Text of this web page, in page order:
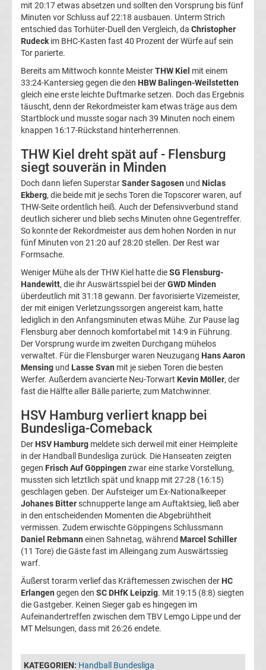
Formel
1
Rennkalender
Transfergerüchte
WWE
News
Boxen
News
DAZN
Programm
&
Infos
Telekom
Eishockey
live
im
TV
Tabellen
Ergebnisse
International:
Liga
Ergebnisse
mit 20:17 etwas absetzen und sollten den Vorsprung bis fünf
Minuten vor Schluss auf 22:18 ausbauen. Unterm Strich
entschied das Torhüter-Duell den Vergleich, da Christopher
Rudeck im BHC-Kasten fast 40 Prozent der Würfe auf sein
Tor parierte.
Bereits am Mittwoch konnte MeisterTHW Kiel mit einem
33:24-Kantersieg gegen die den HBW Balingen-Weilstetten
gleich eine erste leichte Duftmarke setzen. Doch das Ergebnis
täuscht, denn der Rekordmeister kam etwas träge aus dem
Startblock und musste sogar nach 39 Minuten noch einem
knappen 16:17-Rückstand hinterherrennen.
THW Kiel dreht spät auf - Flensburg
siegt souverän in Minden
Doch dann liefen SuperstarSander Sagosen und Niclas
Ekberg, die beide mit je sechs Toren die Topscorer waren, auf
THW-Seite ordentlich heiß. Auch der Defensivverbund stand
deutlich sicherer und blieb sechs Minuten ohne Gegentreffer.
So konnte der Rekordmeister aus dem hohen Norden in nur
fünf Minuten von 21:20 auf 28:20 stellen. Der Rest war
Formsache.
Weniger Mühe als der THW Kiel hatte dieSG Flensburg-
Handewitt, die ihr Auswärtsspiel bei derGWD Minden
überdeutlich mit 31:18 gewann. Der favorisierte Vizemeister,
der mit einigen Verletzungssorgen angereist kam, hatte
lediglich in den Anfangsminuten etwas Mühe. Zur Pause lag
Flensburg aber dennoch komfortabel mit 14:9 in Führung.
Der Vorsprung wurde im zweiten Durchgang mühelos
verwaltet. Für die Flensburger waren Neuzugang Hans Aaron
Mensing und Lasse Svan mit je sieben Toren die besten
Werfer. Außerdem avancierte Neu-Torwart Kevin Möller, der
fast die Hälfte aller Bälle parierte, zum Matchwinner.
HSV Hamburg verliert knapp bei
Bundesliga-Comeback
Der HSV Hamburg meldete sich derweil mit einer Heimpleite
in der Handball Bundesliga zurück. Die Hanseaten zeigten
gegen Frisch Auf Göppingen zwar eine starke Vorstellung,
mussten sich letztlich spät und knapp mit 27:28 (16:15)
geschlagen geben. Der Aufsteiger um Ex-Nationalkeeper
Johanes Bitterschnupperte lange am Auftaktsieg, ließ aber
in den entscheidenden Momenten die Abgebrühtheit
vermissen. Zudem erwischte Göppingens Schlussmann
Daniel Rebmann einen Sahnetag, während Marcel Schiller
(11 Tore) die Gäste fast im Alleingang zum Auswärtssieg
warf.
Äußerst torarm verlief das Kräftemessen zwischen der HC
Erlangen gegen den SC DHfK Leipzig. Mit 19:15 (8:8) siegten
die Gastgeber. Keinen Sieger gab es hingegen im
Aufeinandertreffen zwischen dem TBV Lemgo Lippe und der
MT Melsungen, dass mit 26:26 endete.
KATEGORIEN: Handball Bundesliga